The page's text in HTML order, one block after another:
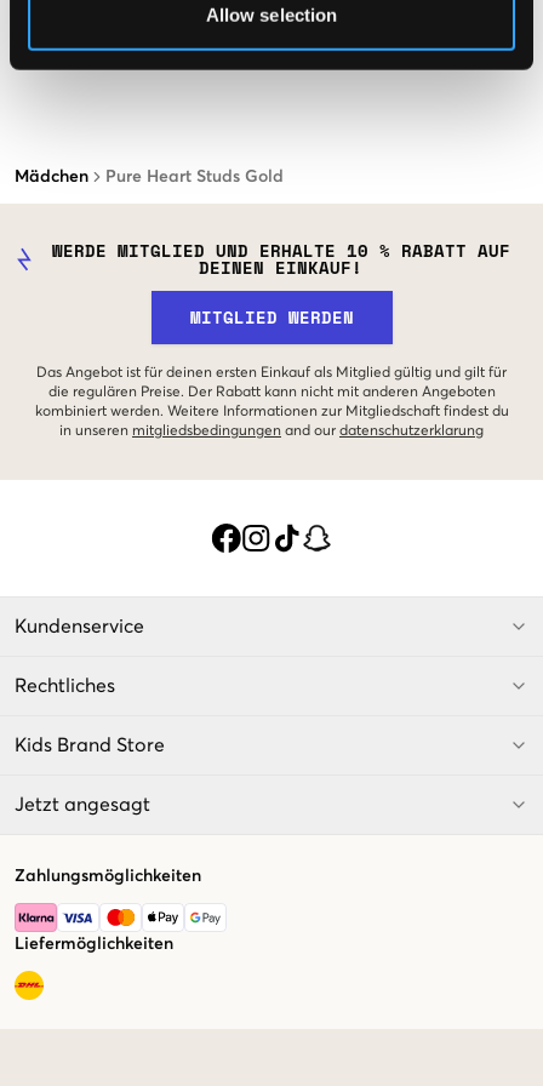
Allow selection
Mädchen Pure Heart Studs Gold
WERDE MITGLIED UND ERHALTE 10 % RABATT AUF
DEINEN EINKAUF!
MITGLIED WERDEN
Das Angebot ist für deinen ersten Einkauf als Mitglied gültig und gilt für
die regulären Preise. Der Rabatt kann nicht mit anderen Angeboten
kombiniert werden. Weitere Informationen zur Mitgliedschaft findest du
in unseren mitgliedsbedingungen and our datenschutzerklarung
Kundenservice
Rechtliches
Kids Brand Store
Jetzt angesagt
Zahlungsmöglichkeiten
Liefermöglichkeiten